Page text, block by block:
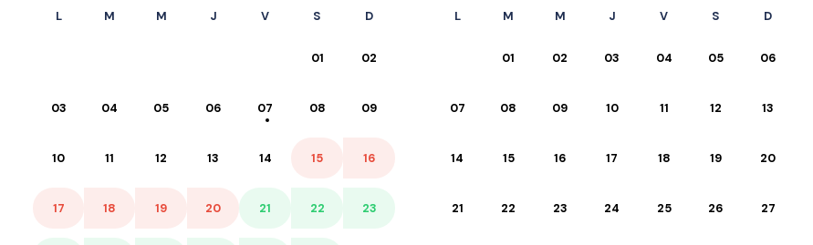
L M M J V S D
01 02
03 04 05 06 07 08 09
10 11 12 13 14 15 16
17 18 19 20 21 22 23
L M M J V S D
01 02 03 04 05 06
07 08 09 10 11 12 13
14 15 16 17 18 19 20
21 22 23 24 25 26 27